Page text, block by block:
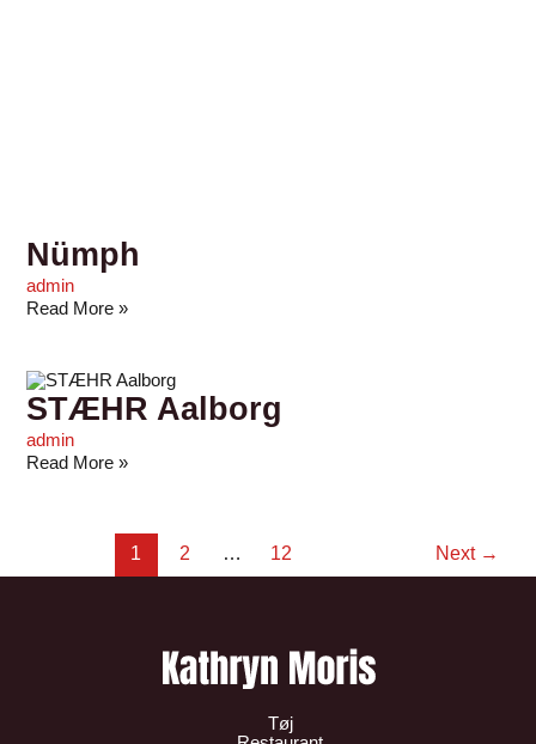
Nümph
admin
Read More »
STÆHR Aalborg
admin
Read More »
1 2 … 12 Next →
Tøj